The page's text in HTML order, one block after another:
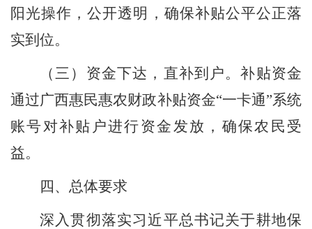
阳光操作，公开透明，确保补贴公平公正落
实到位。
（三） 资金下达，直补到户。补贴资金
通过广西惠民惠农财政补贴资金“一卡通”系统
账号对补贴户进行资金发放， 确保农民受
益。
四、总体要求
深入贯彻落实习近平总书记关于耕地保